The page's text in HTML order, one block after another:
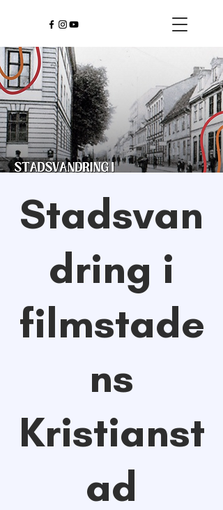
Stadsvan
dring i
filmstade
ns
Kristianst
ad